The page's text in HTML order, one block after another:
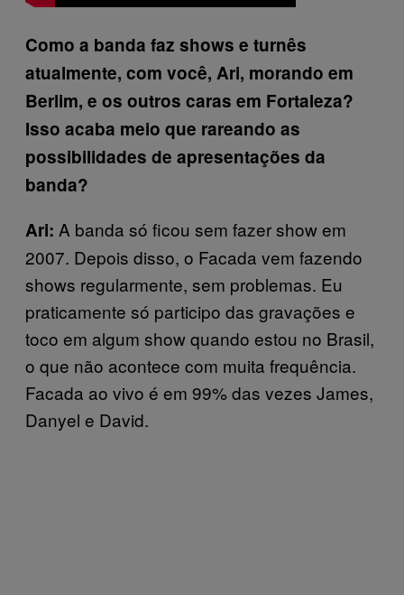
Como a banda faz shows e turnês
atualmente, com você, Ari, morando em
Berlim, e os outros caras em Fortaleza?
Isso acaba meio que rareando as
possibilidades de apresentações da
banda?
Ari: A banda só ficou sem fazer show em
2007. Depois disso, o Facada vem fazendo
shows regularmente, sem problemas. Eu
praticamente só participo das gravações e
toco em algum show quando estou no Brasil,
o que não acontece com muita frequência.
Facada ao vivo é em 99% das vezes James,
Danyel e David.